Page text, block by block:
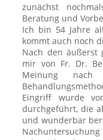
zunächst
Beratung und
Ich bin 54 Jahre
kommt auch noch
Nach den äußerst
mir von Fr. Dr.
Meinung
Eingriff wurde
durchgeführt, die
und wunderbar